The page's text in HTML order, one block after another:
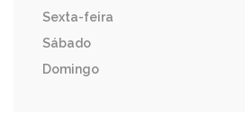
Sexta-feira
Sábado
Domingo